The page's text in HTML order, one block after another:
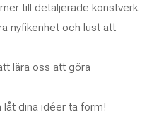
till detaljerade konstverk.
nyfikenhet och lust att
lära oss att göra
dina idéer ta form!